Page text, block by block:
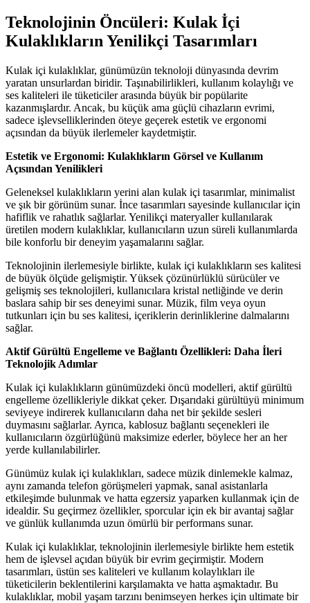
Teknolojinin Öncüleri: Kulak İçi
Kulaklıkların Yenilikçi Tasarımları
Kulak içi kulaklıklar, günümüzün teknoloji dünyasında devrim
yaratan unsurlardan biridir. Taşınabilirlikleri, kullanım kolaylığı ve
ses kaliteleri ile tüketiciler arasında büyük bir popülarite
kazanmışlardır. Ancak, bu küçük ama güçlü cihazların evrimi,
sadece işlevselliklerinden öteye geçerek estetik ve ergonomi
açısından da büyük ilerlemeler kaydetmiştir.
Estetik ve Ergonomi: Kulaklıkların Görsel ve Kullanım
Açısından Yenilikleri
Geleneksel kulaklıkların yerini alan kulak içi tasarımlar, minimalist
ve şık bir görünüm sunar. İnce tasarımları sayesinde kullanıcılar için
hafiflik ve rahatlık sağlarlar. Yenilikçi materyaller kullanılarak
üretilen modern kulaklıklar, kullanıcıların uzun süreli kullanımlarda
bile konforlu bir deneyim yaşamalarını sağlar.
Teknolojinin ilerlemesiyle birlikte, kulak içi kulaklıkların ses kalitesi
de büyük ölçüde gelişmiştir. Yüksek çözünürlüklü sürücüler ve
gelişmiş ses teknolojileri, kullanıcılara kristal netliğinde ve derin
baslara sahip bir ses deneyimi sunar. Müzik, film veya oyun
tutkunları için bu ses kalitesi, içeriklerin derinliklerine dalmalarını
sağlar.
Aktif Gürültü Engelleme ve Bağlantı Özellikleri: Daha İleri
Teknolojik Adımlar
Kulak içi kulaklıkların günümüzdeki öncü modelleri, aktif gürültü
engelleme özellikleriyle dikkat çeker. Dışarıdaki gürültüyü minimum
seviyeye indirerek kullanıcıların daha net bir şekilde sesleri
duymasını sağlarlar. Ayrıca, kablosuz bağlantı seçenekleri ile
kullanıcıların özgürlüğünü maksimize ederler, böylece her an her
yerde kullanılabilirler.
Günümüz kulak içi kulaklıkları, sadece müzik dinlemekle kalmaz,
aynı zamanda telefon görüşmeleri yapmak, sanal asistanlarla
etkileşimde bulunmak ve hatta egzersiz yaparken kullanmak için de
idealdir. Su geçirmez özellikler, sporcular için ek bir avantaj sağlar
ve günlük kullanımda uzun ömürlü bir performans sunar.
Kulak içi kulaklıklar, teknolojinin ilerlemesiyle birlikte hem estetik
hem de işlevsel açıdan büyük bir evrim geçirmiştir. Modern
tasarımları, üstün ses kaliteleri ve kullanım kolaylıkları ile
tüketicilerin beklentilerini karşılamakta ve hatta aşmaktadır. Bu
kulaklıklar, mobil yaşam tarzını benimseyen herkes için ultimate bir